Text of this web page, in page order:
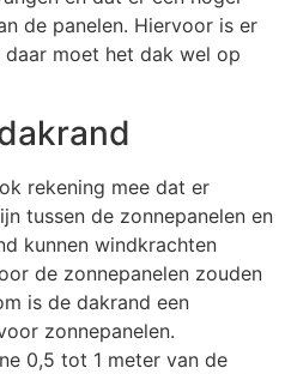
de panelen. Hiervoor is er
moet het dak wel op
rekening mee dat er
tussen de zonnepanelen en
kunnen windkrachten
de zonnepanelen zouden
is de dakrand een
zonnepanelen.
0,5 tot 1 meter van de